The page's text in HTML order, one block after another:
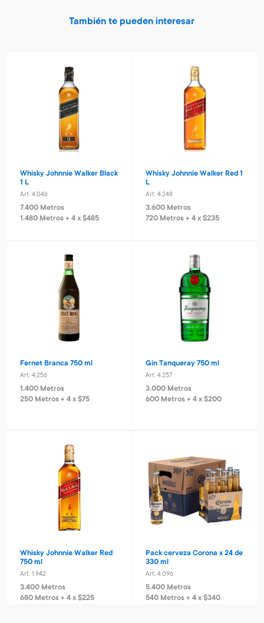
También te pueden interesar
Whisky Johnnie Walker Black
1 L
Art. 4.046
7.400 Metros
1.480 Metros + 4 x $485
Whisky Johnnie Walker Red 1
L
Art. 4.248
3.600 Metros
720 Metros + 4 x $235
Fernet Branca 750 ml
Art. 4.256
1.400 Metros
250 Metros + 4 x $75
Gin Tanqueray 750 ml
Art. 4.257
3.000 Metros
600 Metros + 4 x $200
Whisky Johnnie Walker Red
750 ml
Art. 1.942
3.400 Metros
680 Metros + 4 x $225
Pack cerveza Corona x 24 de
330 ml
Art. 4.096
5.400 Metros
540 Metros + 4 x $340